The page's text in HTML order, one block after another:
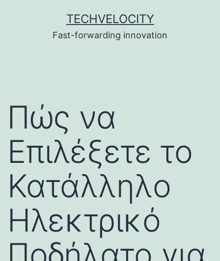
TECHVELOCITY
Fast-forwarding innovation
Πώς να
Επιλέξετε το
Κατάλληλο
Ηλεκτρικό